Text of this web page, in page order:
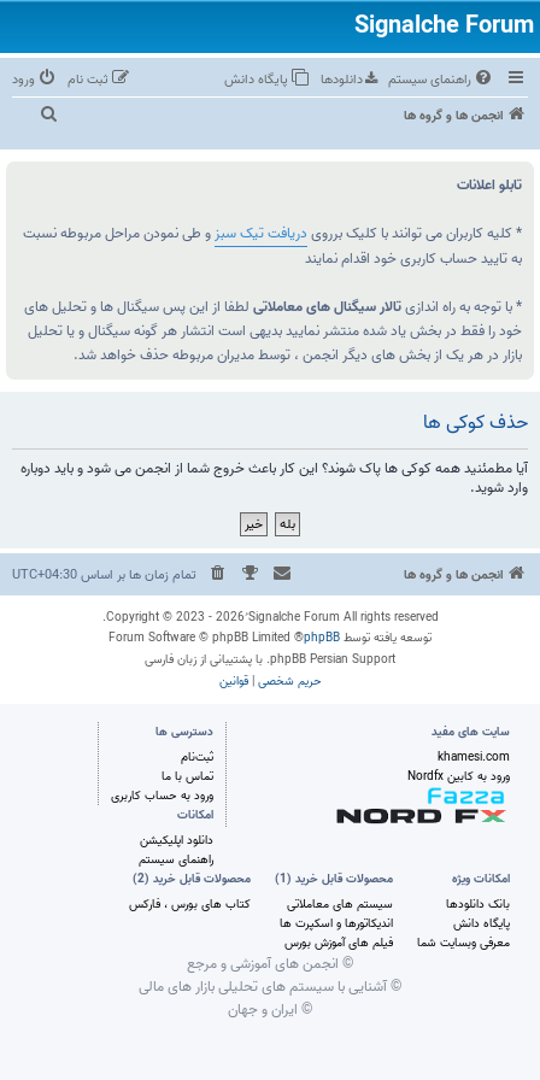
راهنمای سیستم دانلودها پایگاه دانش ورود
ثبت نام
انجمن ها و گروه ها
ج
تابلو اعلانات
* کلیه کاربران می توانند با کلیک برروی دریافت تیک سبز و طی نمودن مراحل مربوطه نسبت
به تایید حساب کاربری خود اقدام نمایند
* با توجه به راه اندازیتالار سیگنال های معاملاتی لطفا از این پس سیگنال ها و تحلیل های
خود را فقط در بخش یاد شده منتشر نمایید بدیهی است انتشار هر گونه سیگنال و یا تحلیل
بازار در هر یک از بخش های دیگر انجمن ، توسط مدیران مربوطه حذف خواهد شد.
حذف کوکی ها
آیا مطمئنید همه کوکی ها پاک شوند؟ این کار باعث خروج شما از انجمن می شود و باید دوباره
وارد شوید.
انجمن ها و گروه ها تمام زمان ها بر اساسUTC+04:30
Copyright © 2023 - 2026 ُSignalche Forum All rights reserved.
توسعه یافته توسطphpBB
® Forum Software © phpBB Limited
phpBB Persian Support. با پشتیبانی از زبان فارسی
حریم شخصی|قوانین
سایت های مفید
khamesi.com
ورود به کابین Nordfx
دسترسی ها
ثبت‌نام
تماس با ما
ورود به حساب کاربری
امکانات
دانلود اپلیکیشن
راهنمای سیستم
امکانات ویژه
بانک دانلودها
پایگاه دانش
معرفی وبسایت شما
محصولات قابل خرید (1)
سیستم های معاملاتی
اندیکاتورها و اسکپرت ها
فیلم های آموزش بورس
محصولات قابل خرید (2)
کتاب های بورس ، فارکس
© انجمن های آموزشی و مرجع
© آشنایی با سیستم های تحلیلی بازار های مالی
© ایران و جهان